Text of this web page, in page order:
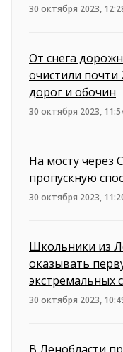
30 октября 2023,
От снега
очистили почти
дорог и обочин
30 октября 2023,
На мосту через
пропускную
30 октября 2023,
Школьники из
оказывать
экстремальных
30 октября 2023,